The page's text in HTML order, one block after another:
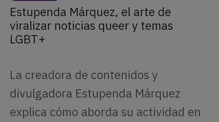
ACTUALIDAD
INVESTIGACIONES
ESCUELA
NOSOTRES
Estupenda Márquez, el arte de
viralizar noticias queer y temas
LGBT+
La creadora de contenidos y
divulgadora Estupenda Márquez
explica cómo aborda su actividad en